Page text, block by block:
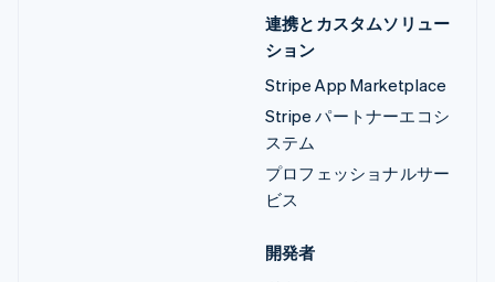
連携とカスタムソリュー
ション
Stripe App Marketplace
Stripe パートナーエコシ
ステム
プロフェッショナルサー
ビス
開発者